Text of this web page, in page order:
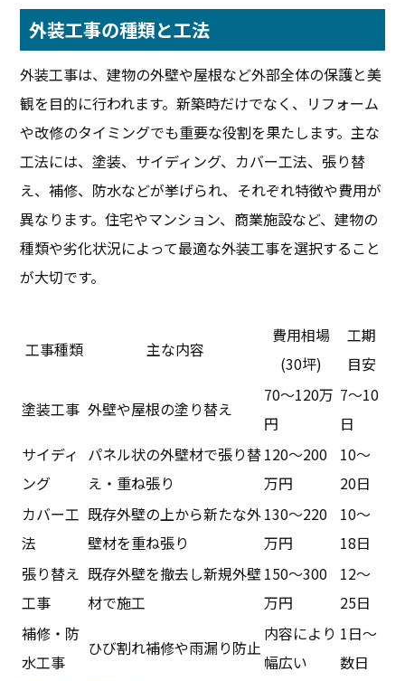
外装工事の種類と工法
外装工事は、建物の外壁や屋根など外部全体の保護と美
観を目的に行われます。新築時だけでなく、リフォーム
や改修のタイミングでも重要な役割を果たします。主な
工法には、塗装、サイディング、カバー工法、張り替
え、補修、防水などが挙げられ、それぞれ特徴や費用が
異なります。住宅やマンション、商業施設など、建物の
種類や劣化状況によって最適な外装工事を選択すること
が大切です。
工事種類 主な内容
費用相場
(30坪)
工期
目安
塗装工事 外壁や屋根の塗り替え
70～120万
円
7～10
日
サイディ
ング
パネル状の外壁材で張り替
え・重ね張り
120～200
万円
10～
20日
カバー工
法
既存外壁の上から新たな外
壁材を重ね張り
130～220
万円
10～
18日
張り替え
工事
既存外壁を撤去し新規外壁
材で施工
150～300
万円
12～
25日
補修・防
水工事
ひび割れ補修や雨漏り防止
内容により
幅広い
1日～
数日